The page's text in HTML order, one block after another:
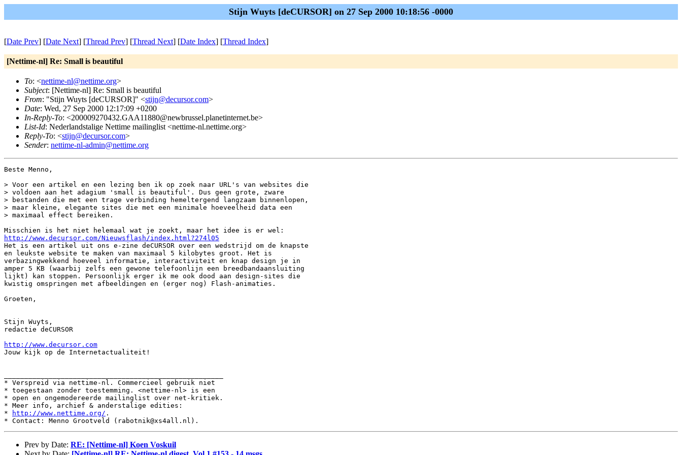
Stijn Wuyts [deCURSOR] on 27 Sep 2000 10:18:56 -0000
[Date Prev] [Date Next] [Thread Prev] [Thread Next] [Date Index] [Thread Index]
[Nettime-nl] Re: Small is beautiful
To: <nettime-nl@nettime.org>
Subject: [Nettime-nl] Re: Small is beautiful
From: "Stijn Wuyts [deCURSOR]" <stijn@decursor.com>
Date: Wed, 27 Sep 2000 12:17:09 +0200
In-Reply-To: <200009270432.GAA11880@newbrussel.planetinternet.be>
List-Id: Nederlandstalige Nettime mailinglist <nettime-nl.nettime.org>
Reply-To: <stijn@decursor.com>
Sender: nettime-nl-admin@nettime.org
Beste Menno,
> Voor een artikel en een lezing ben ik op zoek naar URL's van websites die
> voldoen aan het adagium 'small is beautiful'. Dus geen grote, zware
> bestanden die met een trage verbinding hemeltergend langzaam binnenlopen,
> maar kleine, elegante sites die met een minimale hoeveelheid data een
> maximaal effect bereiken.
http://www.decursor.com/Nieuwsflash/index.html?274l05
Het is een artikel uit ons e-zine deCURSOR over een wedstrijd om de knapste
en leukste website te maken van maximaal 5 kilobytes groot. Het is
verbazingwekkend hoeveel informatie, interactiviteit en knap design je in
amper 5 KB (waarbij zelfs een gewone telefoonlijn een breedbandaansluiting
lijkt) kan stoppen. Persoonlijk erger ik me ook dood aan design-sites die
kwistig omspringen met afbeeldingen en (erger nog) Flash-animaties.
Groeten,
Stijn Wuyts,
redactie deCURSOR
http://www.decursor.com
Jouw kijk op de Internetactualiteit!
* Verspreid via nettime-nl. Commercieel gebruik niet
* toegestaan zonder toestemming. <nettime-nl> is een
* open en ongemodereerde mailinglist over net-kritiek.
* Meer info, archief & anderstalige edities:
*
http://www.nettime.org/ .
Prev by Date: RE: [Nettime-nl] Koen Voskuil